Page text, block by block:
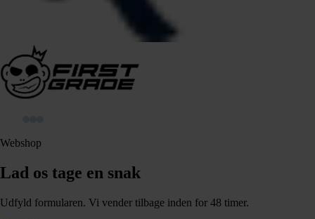
Webshop
Lad os tage en snak
Udfyld formularen. Vi vender tilbage inden for 48 timer.